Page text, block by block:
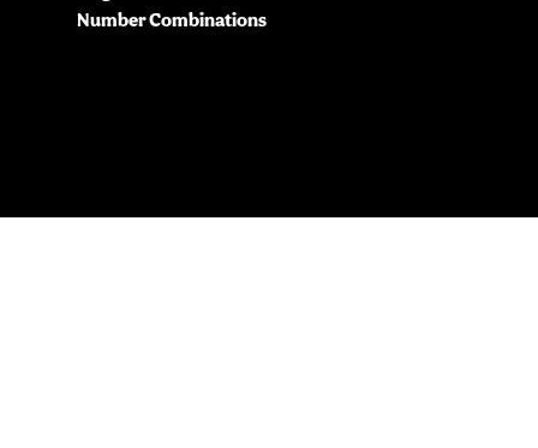
Number Combinations